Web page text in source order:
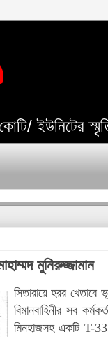
ইউনিটের
মুনিরুজ্জামান
সিতারায়ে হরর
বিমানবাহিনীর সব
মিনহাজসহ একটি T-